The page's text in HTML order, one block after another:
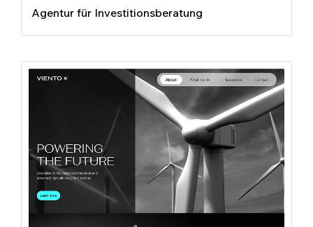
Agentur für Investitionsberatung